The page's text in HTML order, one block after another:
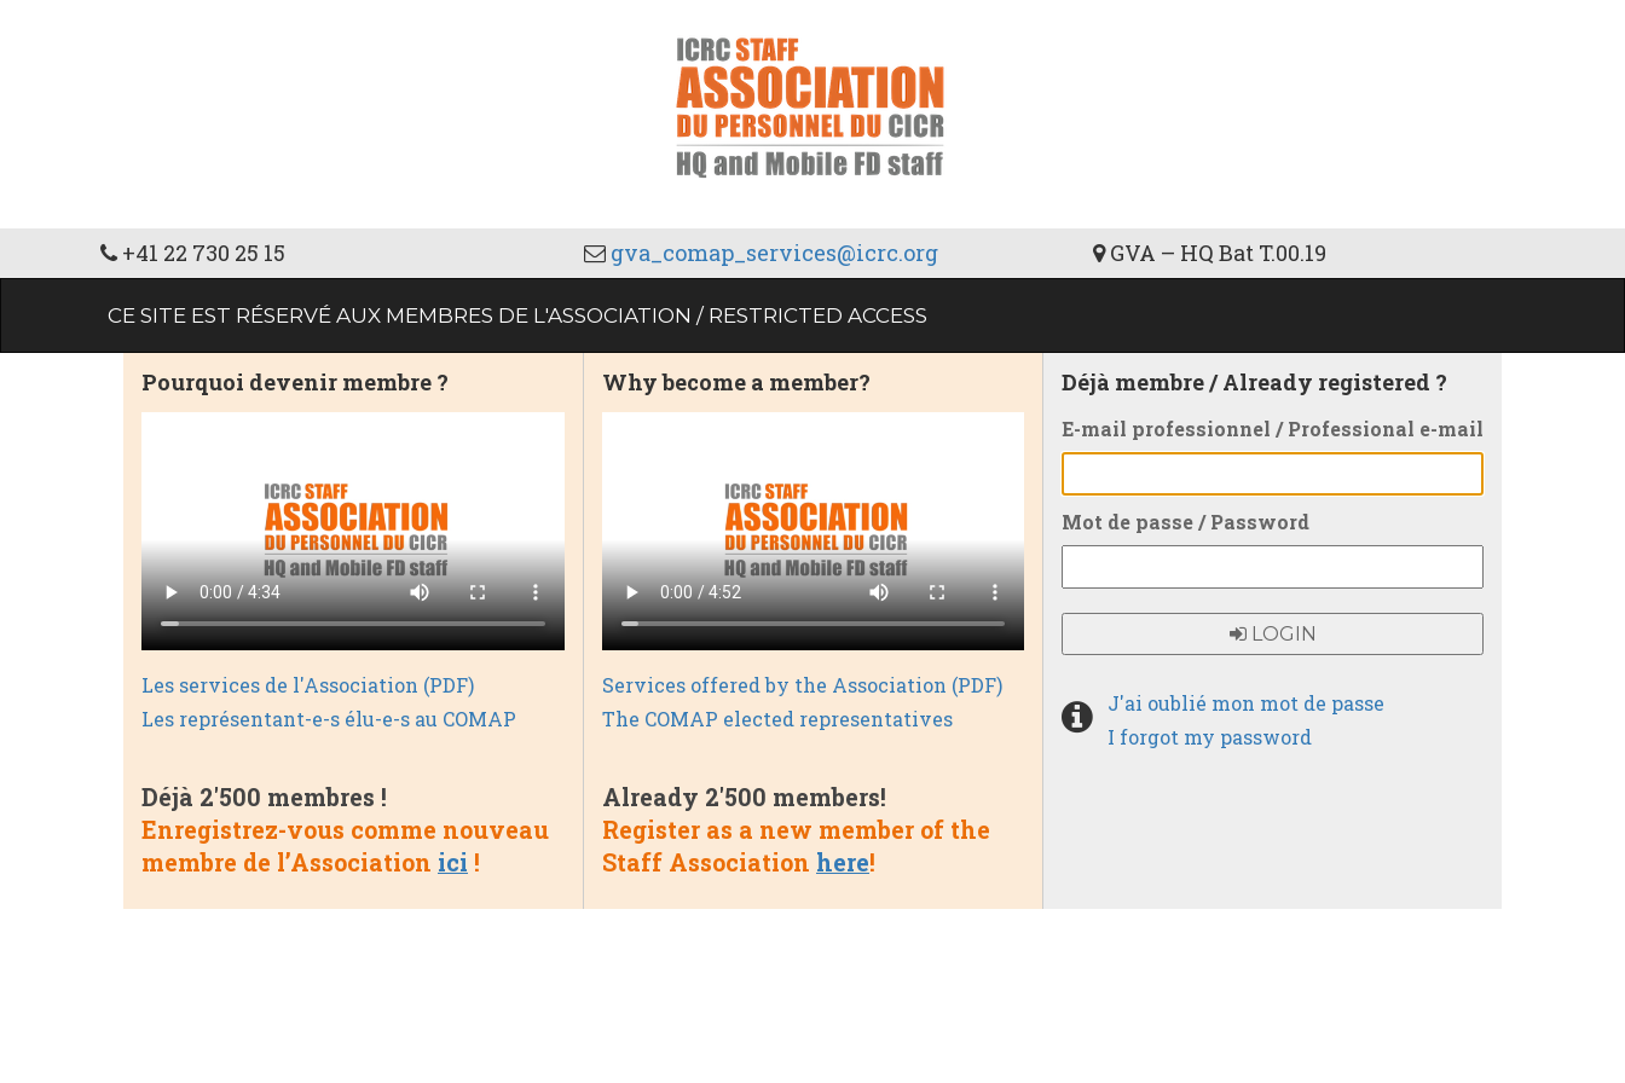
+41 22 730 25 15 gva_comap_services@icrc.org GVA – HQ Bat T.00.19
CE SITE EST RÉSERVÉ AUX MEMBRES DE L'ASSOCIATION / RESTRICTED ACCESS
Pourquoi devenir membre ?
Les services de l'Association (PDF)
Les représentant-e-s élu-e-s au COMAP
Déjà 2'500 membres !
Enregistrez-vous comme nouveau
membre de l’Association ici !
Why become a member?
Services offered by the Association (PDF)
The COMAP elected representatives
Already 2'500 members!
Register as a new member of the
Staff Association here!
Déjà membre / Already registered ?
E-mail professionnel / Professional e-mail
Mot de passe / Password
LOGIN
J'ai oublié mon mot de passe
I forgot my password